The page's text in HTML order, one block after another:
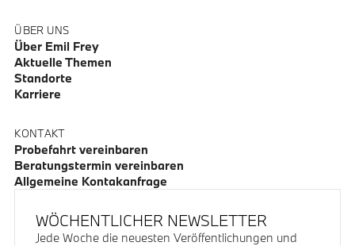
ÜBER UNS
Über Emil Frey
Aktuelle Themen
Standorte
Karriere
KONTAKT
Probefahrt vereinbaren
Beratungstermin vereinbaren
Allgemeine Kontakanfrage
WÖCHENTLICHER NEWSLETTER
Jede Woche die neuesten Veröffentlichungen und